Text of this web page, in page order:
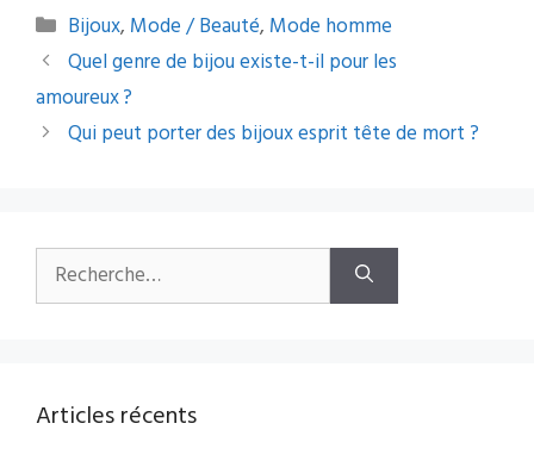
Catégories
Bijoux, Mode / Beauté, Mode homme
Navigation
des
articles
Quel genre de bijou existe-t-il pour les
amoureux ?
Qui peut porter des bijoux esprit tête de mort ?
Rechercher :
Articles récents